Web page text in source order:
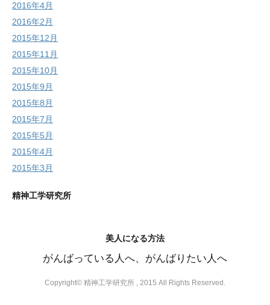
2016年4月
2016年2月
2015年12月
2015年11月
2015年10月
2015年9月
2015年8月
2015年7月
2015年5月
2015年4月
2015年3月
精神工学研究所
美人になる方法
がんばっている人へ、がんばりたい人へ
Copyright© 精神工学研究所 , 2015 All Rights Reserved.